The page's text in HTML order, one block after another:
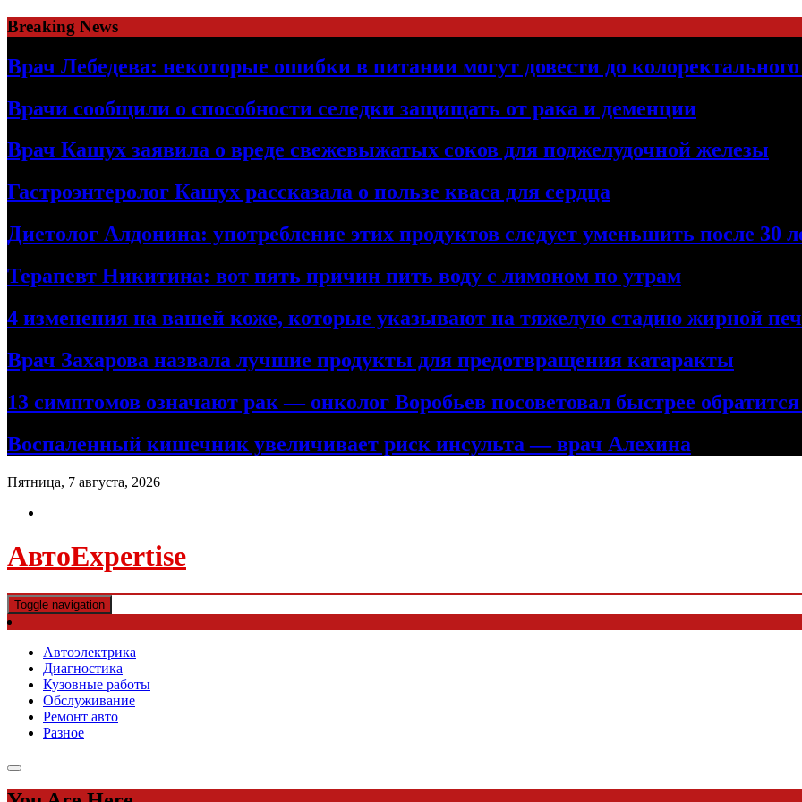
Skip
to
content
Breaking News
Врач Лебедева: некоторые ошибки в питании могут довести до
Врачи сообщили о способности селедки защищать от рака и деменции
Врач Кашух заявила о вреде свежевыжатых соков для поджелудочной железы
Гастроэнтеролог Кашух рассказала о пользе кваса для сердца
Диетолог Алдонина: употребление этих продуктов следует уменьшить после 30
Терапевт Никитина: вот пять причин пить воду с лимоном по утрам
4 изменения на вашей коже, которые указывают на тяжелую стадию жирной
Врач Захарова назвала лучшие продукты для предотвращения катаракты
13 симптомов означают рак — онколог Воробьев посоветовал быстрее
Воспаленный кишечник увеличивает риск инсульта — врач Алехина
Пятница, 7 августа, 2026
АвтоExpertise
Toggle navigation
Автоэлектрика
Диагностика
Кузовные работы
Обслуживание
Ремонт авто
Разное